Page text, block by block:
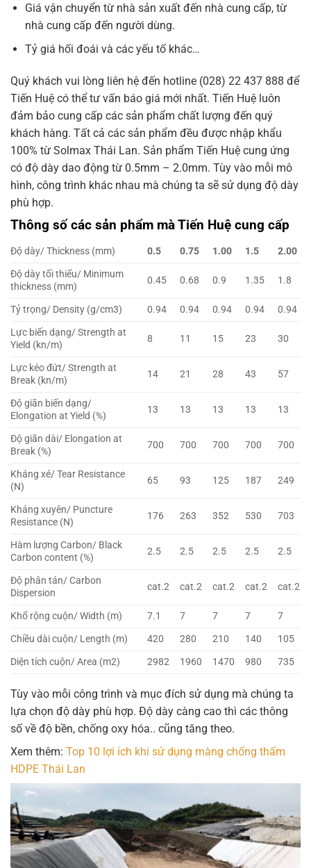
Giá vận chuyển từ nhà sản xuất đến nhà cung cấp, từ
nhà cung cấp đến người dùng.
Tỷ giá hối đoái và các yếu tố khác…
Quý khách vui lòng liên hệ đến hotline (028) 22 437 888 để
Tiến Huệ có thể tư vấn báo giá mới nhất. Tiến Huệ luôn
đảm bảo cung cấp các sản phẩm chất lượng đến quý
khách hàng. Tất cả các sản phẩm đều được nhập khẩu
100% từ Solmax Thái Lan. Sản phẩm Tiến Huệ cung ứng
có độ dày dao động từ 0.5mm – 2.0mm. Tùy vào mỗi mô
hình, công trình khác nhau mà chúng ta sẽ sử dụng độ dày
phù hợp.
Thông số các sản phẩm mà Tiến Huệ cung cấp
Độ dày/ Thickness (mm) 0.5 0.75 1.00 1.5
2.00
Độ dày tối thiểu/ Minimum
thickness (mm)
0.45 0.68 0.9 1.35 1.8
Tỷ trọng/ Density (g/cm3) 0.94 0.94 0.94 0.94
0.94
Lực biến dạng/ Strength at
Yield (kn/m)
8 11 15 23 30
Lực kéo đứt/ Strength at
Break (kn/m)
14 21 28 43 57
Độ giãn biến dạng/
Elongation at Yield (%)
13 13 13 13 13
Độ giãn dài/ Elongation at
Break (%)
700 700 700 700 700
Kháng xé/ Tear Resistance
(N)
65 93 125 187 249
Kháng xuyên/ Puncture
Resistance (N)
176 263 352 530 703
Hàm lượng Carbon/ Black
Carbon content (%)
2.5 2.5 2.5 2.5 2.5
Độ phân tán/ Carbon
Dispersion
cat.2 cat.2 cat.2 cat.2 cat.2
Khổ rộng cuộn/ Width (m) 7.1 7 7 7
7
Chiều dài cuộn/ Length (m)
420 280 210 140
105
Diện tích cuộn/ Area (m2)
2982 1960 1470 980 735
Tùy vào mỗi công trình và mục đích sử dụng mà chúng ta
lựa chọn độ dày phù hợp. Độ dày càng cao thì các thông
số về độ bền, chống oxy hóa.. cũng tăng theo.
Xem thêm: Top 10 lợi ích khi sử dụng màng chống thấm
HDPE Thái Lan